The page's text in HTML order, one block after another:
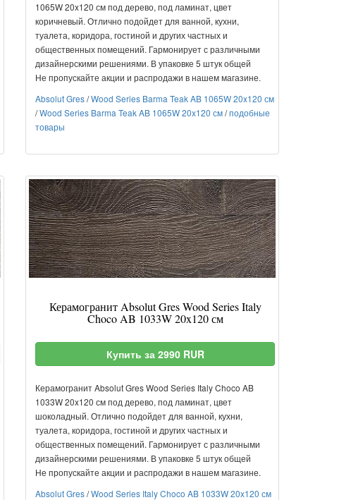
1065W 20x120 см под дерево, под ламинат, цвет
коричневый. Отлично подойдет для ванной, кухни,
туалета, коридора, гостиной и других частных и
общественных помещений. Гармонирует с различными
дизайнерскими решениями. В упаковке 5 штук общей
Не пропускайте акции и распродажи в нашем магазине.
Absolut Gres/Wood Series Barma Teak AB 1065W 20x120 см
/Wood Series Barma Teak AB 1065W 20x120 см/подобные
товары
Керамогранит Absolut Gres Wood Series Italy
Choco AB 1033W 20x120 см
Купить за 2990 RUR
Керамогранит Absolut Gres Wood Series Italy Choco AB
1033W 20x120 см под дерево, под ламинат, цвет
шоколадный. Отлично подойдет для ванной, кухни,
туалета, коридора, гостиной и других частных и
общественных помещений. Гармонирует с различными
дизайнерскими решениями. В упаковке 5 штук общей
Не пропускайте акции и распродажи в нашем магазине.
Absolut Gres/Wood Series Italy Choco AB 1033W 20x120 см